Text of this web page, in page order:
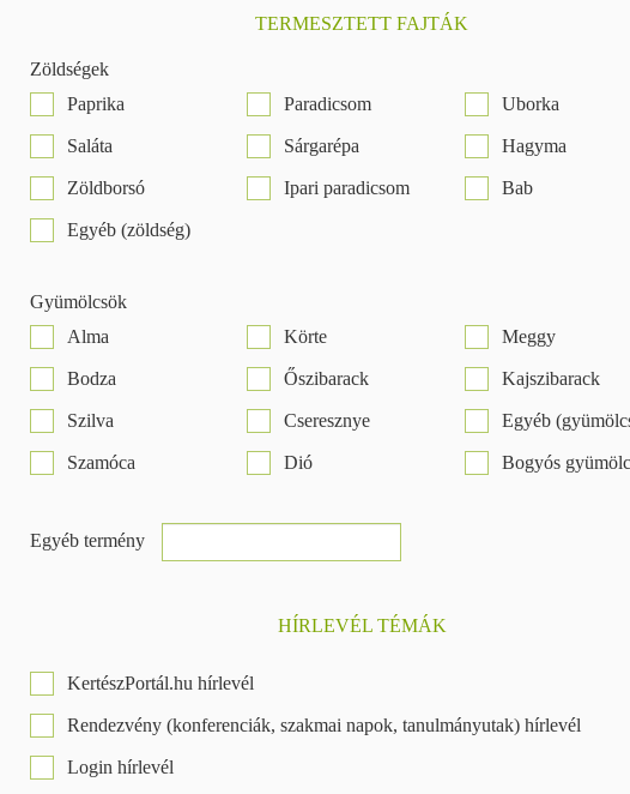
TERMESZTETT FAJTÁK
Zöldségek
Paprika
Paradicsom Uborka
Saláta Sárgarépa Hagyma
Zöldborsó Ipari paradicsom Bab
Egyéb (zöldség)
Gyümölcsök
Alma
Körte Meggy
Bodza Őszibarack Kajszibarack
Szilva Cseresznye Egyéb
Szamóca Dió Bogyós
Egyéb termény
HÍRLEVÉL TÉMÁK
KertészPortál.hu hírlevél
Rendezvény (konferenciák, szakmai napok, tanulmányutak) hírlevél
Login hírlevél